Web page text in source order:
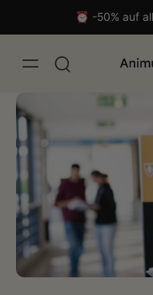
⏰ -50% auf